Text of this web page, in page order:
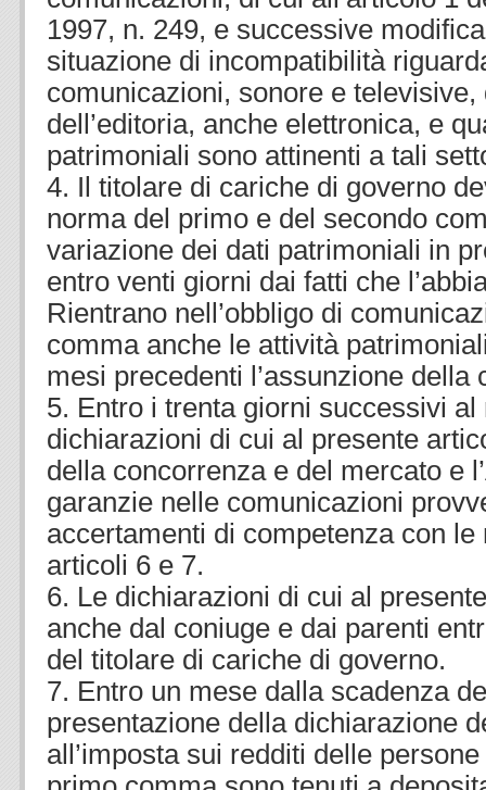
1997, n. 249, e successive
situazione di incompatibilità
comunicazioni, sonore e
dell’editoria, anche elettronica, e
patrimoniali sono attinenti a tali
4. Il titolare di cariche di governo
norma del primo e del secondo
variazione dei dati patrimoniali in
entro venti giorni dai fatti che
Rientrano nell’obbligo di
comma anche le attività
mesi precedenti l’assunzione della
5. Entro i trenta giorni successivi
dichiarazioni di cui al presente
della concorrenza e del mercato e
garanzie nelle comunicazioni
accertamenti di competenza con
articoli 6 e 7.
6. Le dichiarazioni di cui al
anche dal coniuge e dai parenti
del titolare di cariche di governo.
7. Entro un mese dalla scadenza
presentazione della dichiarazione
all’imposta sui redditi delle